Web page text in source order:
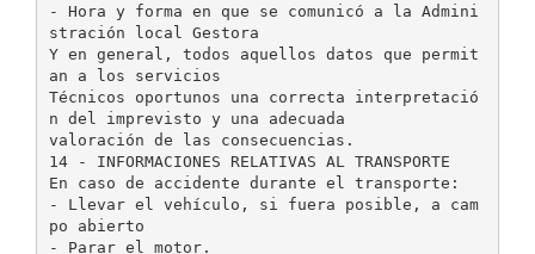
- Hora y forma en que se comunicó a la Admini
stración local Gestora
Y en general, todos aquellos datos que permit
an a los servicios
Técnicos oportunos una correcta interpretació
n del imprevisto y una adecuada
valoración de las consecuencias.
14 - INFORMACIONES RELATIVAS AL TRANSPORTE
En caso de accidente durante el transporte:
- Llevar el vehículo, si fuera posible, a cam
po abierto
- Parar el motor.